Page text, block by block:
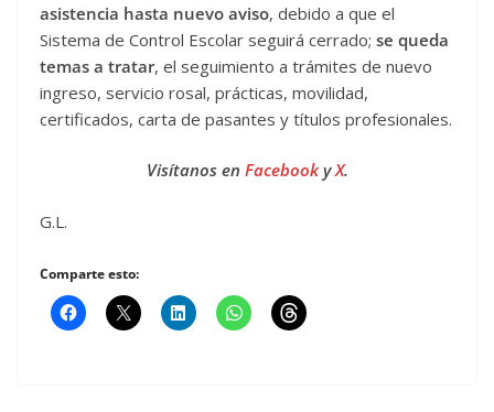
asistencia hasta nuevo aviso, debido a que el
Sistema de Control Escolar seguirá cerrado; se queda
temas a tratar, el seguimiento a trámites de nuevo
ingreso, servicio rosal, prácticas, movilidad,
certificados, carta de pasantes y títulos profesionales.
Visítanos en FacebookyX.
G.L.
Comparte esto: